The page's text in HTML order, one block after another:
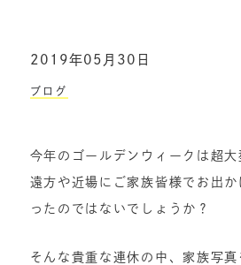
2019年05月30日
ブログ
今年のゴールデンウィークは超大
遠方や近場にご家族皆様でお出
ったのではないでしょうか？
そんな貴重な連休の中、家族写